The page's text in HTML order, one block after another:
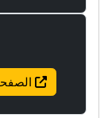
الصفحات